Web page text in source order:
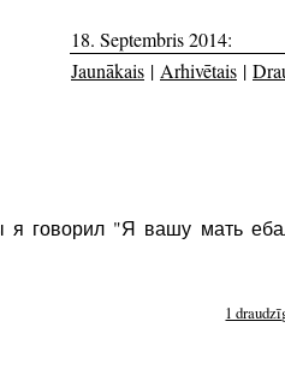
18. Septembris 2014:
Jaunākais | Arhivētais |
я говорил "Я вашу мать
1